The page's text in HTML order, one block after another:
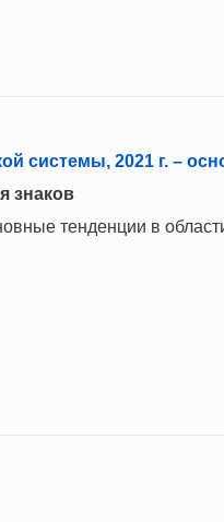
системы, 2021 г. –
знаков
тенденции в